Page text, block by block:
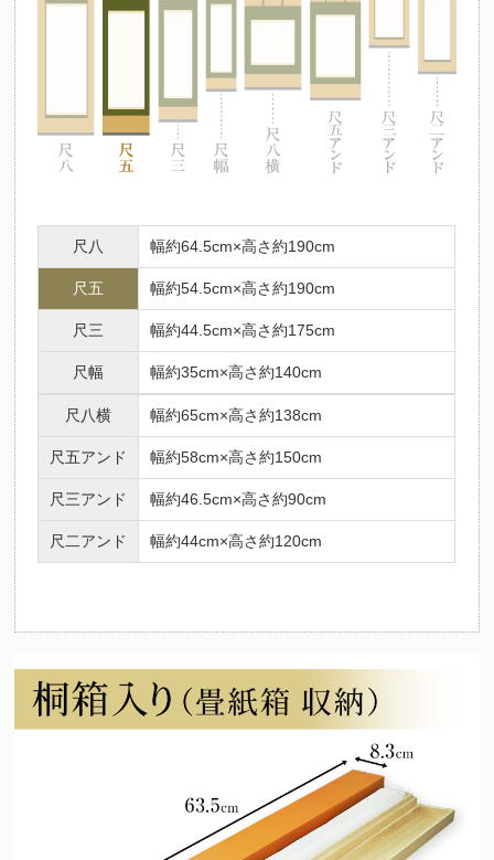
尺八 幅約64.5cm×高さ約190cm
尺五 幅約54.5cm×高さ約190cm
尺三 幅約44.5cm×高さ約175cm
尺幅 幅約35cm×高さ約140cm
尺八横 幅約65cm×高さ約138cm
尺五アンド 幅約58cm×高さ約150cm
尺三アンド 幅約46.5cm×高さ約90cm
尺二アンド 幅約44cm×高さ約120cm